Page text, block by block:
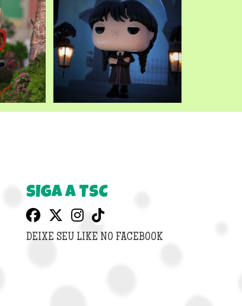
SIGA A TSC
DEIXE SEU LIKE NO FACEBOOK